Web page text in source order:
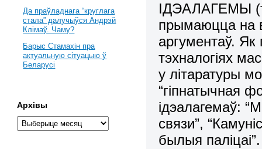
ІДЭАЛАГЕМЫ
прымаюцца на
аргументаў.
тэхналогіях
у літаратуры
“гіпнатычная
ідэалагемаў:
связи”,
былыя паліцаі”.
Да праўладнага “круглага
стала” далучыўся Андрэй
Клімаў. Чаму?
Барыс Стамахін пра
актуальную сітуацыю ў
Беларусі
Архівы